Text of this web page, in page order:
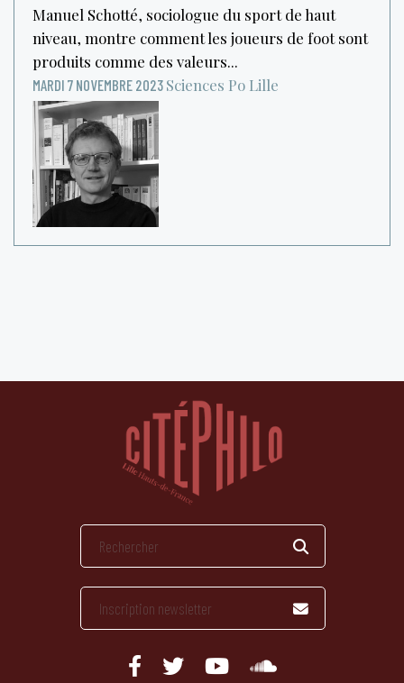
Manuel Schotté, sociologue du sport de haut
niveau, montre comment les joueurs de foot sont
produits comme des valeurs...
MARDI 7 NOVEMBRE 2023 Sciences Po Lille